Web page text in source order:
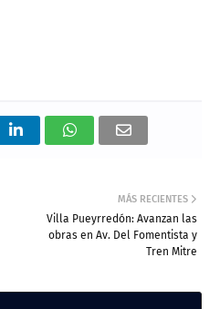
MÁS RECIENTES
Villa Pueyrredón: Avanzan las
obras en Av. Del Fomentista y
Tren Mitre